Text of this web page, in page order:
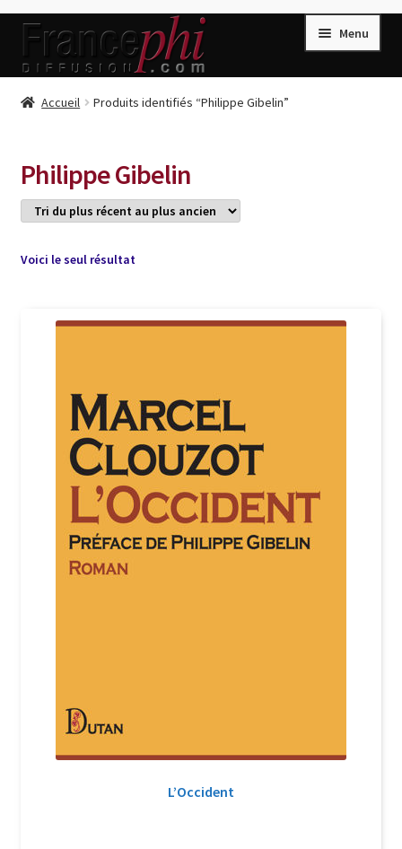
Aller
la
Aller
contenu
Menu
Accueil
Compte
Conditions de Vente
Connection
Listes d’Envies
Livres de Philippe Randa
Login Customizer
Newsletter
Nous Contacter
Politique de confidentialité et cookies
Accueil Produits identifiés “Philippe Gibelin”
Philippe Gibelin
Voici le seul résultat
L’Occident